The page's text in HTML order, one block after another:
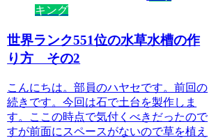
キング
世界ランク551位の水草水槽の作
り方 その2
こんにちは。部員のハヤセです。前回の
続きです。今回は⽯で⼟台を製作しま
す。ここの時点で気付くべきだったので
すが前面にスペースがないので草を植え